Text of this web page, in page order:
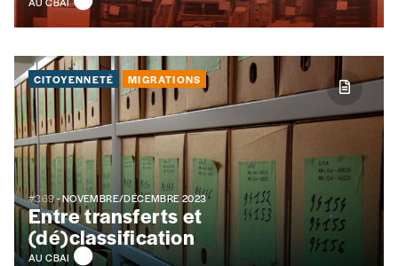
TVA
Téléphone
E-mail*
CITOYENNETÉ MIGRATIONS
#369- NOVEMBRE/DÉCEMBRE 2023
Entre transferts et
(dé)classification
AU CBAI